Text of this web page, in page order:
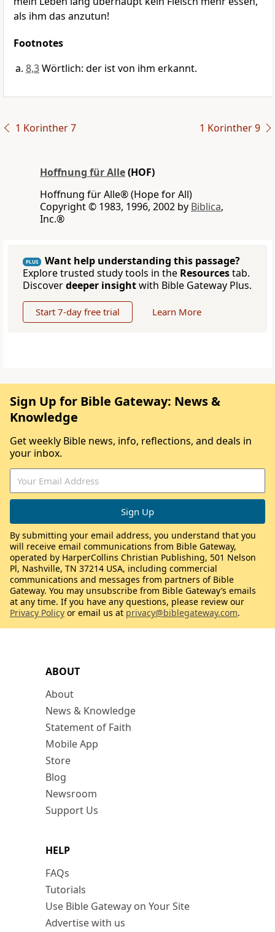
als ihm das anzutun!
Footnotes
8,3Wörtlich: der ist von ihm erkannt.
1 Korinther 7 1 Korinther 9
Hoffnung für Alle(HOF)
Hoffnung für Alle® (Hope for All)
Copyright © 1983, 1996, 2002 by Biblica,
Inc.®
PLUS
Want help understanding this passage?
Explore trusted study tools in the Resourcestab.
Discoverdeeper insightwith Bible Gateway Plus.
Start 7-day free trial Learn More
ABOUT
About
News & Knowledge
Statement of Faith
Mobile App
Store
Blog
Newsroom
Support Us
HELP
FAQs
Tutorials
Use Bible Gateway on Your Site
Advertise with us
Sign Up for Bible Gateway: News &
Knowledge
Get weekly Bible news, info, reflections, and deals in
your inbox.
By submitting your email address, you understand that you
will receive email communications from Bible Gateway,
operated by HarperCollins Christian Publishing, 501 Nelson
Pl, Nashville, TN 37214 USA, including commercial
communications and messages from partners of Bible
Gateway. You may unsubscribe from Bible Gateway’s emails
at any time. If you have any questions, please review our
Privacy Policy or email us at privacy@biblegateway.com.